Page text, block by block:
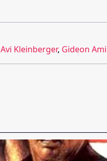
Avi Kleinberger, Gideon